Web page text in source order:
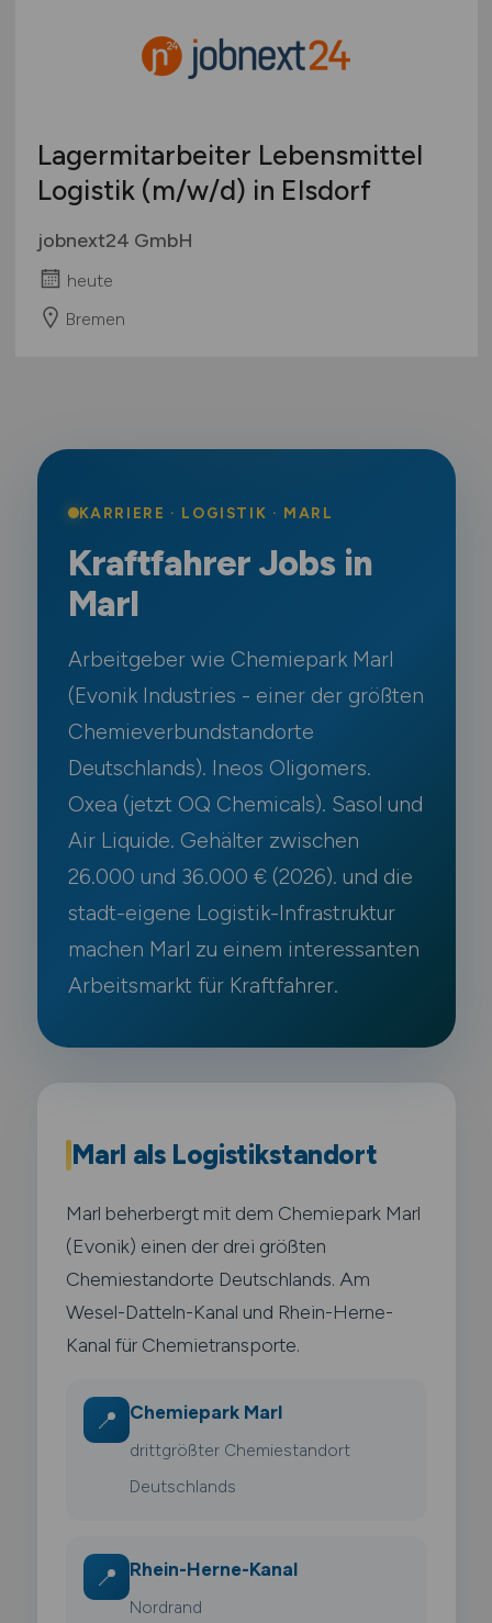
Lagermitarbeiter Lebensmittel
Logistik (m/w/d) in Elsdorf
jobnext24 GmbH
heute
Bremen
KARRIERE · LOGISTIK · MARL
Kraftfahrer Jobs in
Marl
Arbeitgeber wie Chemiepark Marl
(Evonik Industries - einer der größten
Chemieverbundstandorte
Deutschlands). Ineos Oligomers.
Oxea (jetzt OQ Chemicals). Sasol und
Air Liquide. Gehälter zwischen
26.000 und 36.000 € (2026). und die
stadt-eigene Logistik-Infrastruktur
machen Marl zu einem interessanten
Arbeitsmarkt für Kraftfahrer.
Marl als Logistikstandort
Marl beherbergt mit dem Chemiepark Marl
(Evonik) einen der drei größten
Chemiestandorte Deutschlands. Am
Wesel-Datteln-Kanal und Rhein-Herne-
Kanal für Chemietransporte.
📍 Chemiepark Marl
drittgrößter Chemiestandort
Deutschlands
📍 Rhein-Herne-Kanal
Nordrand